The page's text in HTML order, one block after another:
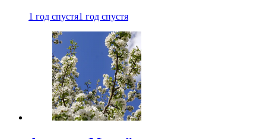
1 год спустя1 год спустя